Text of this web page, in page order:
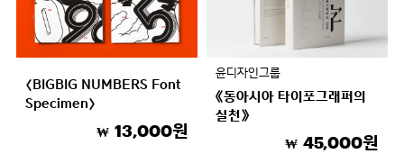
〈BIGBIG NUMBERS Font
Specimen〉
₩ 13,000원
윤디자인그룹
《동아시아 타이포그래퍼의
실천》
₩ 45,000원